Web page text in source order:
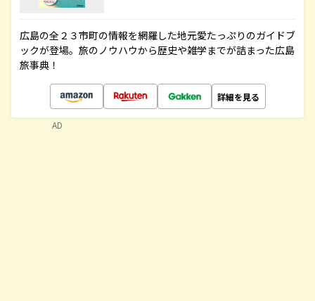
広島の全２３市町の情報を網羅した地元愛たっぷりのガイドブ
ックが登場。旅のノウハウから歴史や雑学までが詰まった広島
旅事典！
詳細を見る
AD